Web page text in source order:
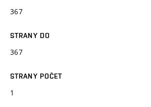
367
STRANY DO
367
STRANY POČET
1